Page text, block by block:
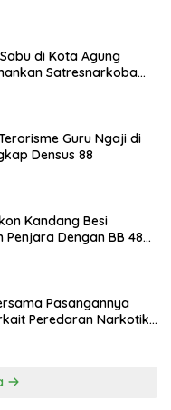
di Kota Agung
Satresnarkoba
Guru Ngaji di
Densus 88
Kandang Besi
Penjara Dengan BB 48
Pasangannya
Peredaran Narkotika